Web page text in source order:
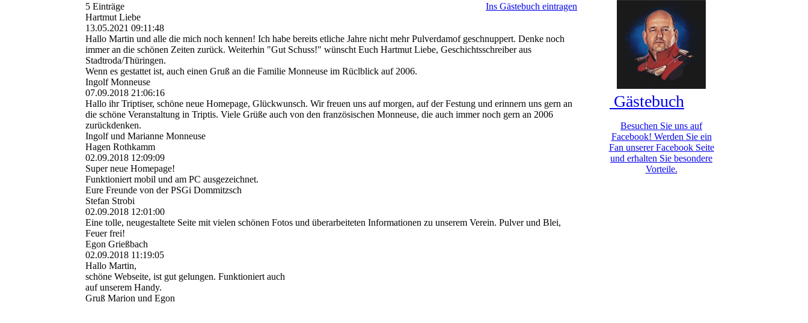
5 Einträge
Ins Gästebuch eintragen
Hartmut Liebe
13.05.2021 09:11:48
Hallo Martin und alle die mich noch kennen! Ich habe bereits etliche Jahre nicht mehr Pulverdamof geschnuppert. Denke noch
immer an die schönen Zeiten zurück. Weiterhin "Gut Schuss!" wünscht Euch Hartmut Liebe, Geschichtsschreiber aus
Stadtroda/Thüringen.
Wenn es gestattet ist, auch einen Gruß an die Familie Monneuse im Rüclblick auf 2006.
Ingolf Monneuse
07.09.2018 21:06:16
Hallo ihr Triptiser, schöne neue Homepage, Glückwunsch. Wir freuen uns auf morgen, auf der Festung und erinnern uns gern an
die schöne Veranstaltung in Triptis. Viele Grüße auch von den französischen Monneuse, die auch immer noch gern an 2006
zurückdenken.
Ingolf und Marianne Monneuse
Hagen Rothkamm
02.09.2018 12:09:09
Super neue Homepage!
Funktioniert mobil und am PC ausgezeichnet.
Eure Freunde von der PSGi Dommitzsch
Stefan Strobi
02.09.2018 12:01:00
Eine tolle, neugestaltete Seite mit vielen schönen Fotos und überarbeiteten Informationen zu unserem Verein. Pulver und Blei,
Feuer frei!
Egon Grießbach
02.09.2018 11:19:05
Hallo Martin,
schöne Webseite, ist gut gelungen. Funktioniert auch
auf unserem Handy.
Gruß Marion und Egon
Gästebuch
Besuchen Sie uns auf
Facebook! Werden Sie ein
Fan unserer Facebook Seite
und erhalten Sie besondere
Vorteile.